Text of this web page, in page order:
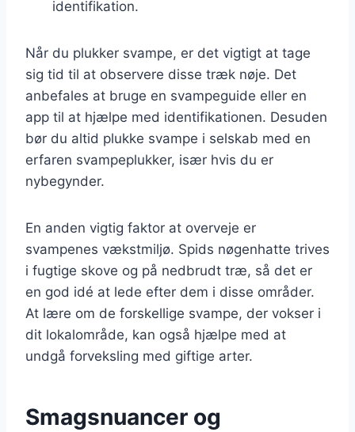
identifikation.
Når du plukker svampe, er det vigtigt at tage
sig tid til at observere disse træk nøje. Det
anbefales at bruge en svampeguide eller en
app til at hjælpe med identifikationen. Desuden
bør du altid plukke svampe i selskab med en
erfaren svampeplukker, især hvis du er
nybegynder.
En anden vigtig faktor at overveje er
svampenes vækstmiljø. Spids nøgenhatte trives
i fugtige skove og på nedbrudt træ, så det er
en god idé at lede efter dem i disse områder.
At lære om de forskellige svampe, der vokser i
dit lokalområde, kan også hjælpe med at
undgå forveksling med giftige arter.
Smagsnuancer og